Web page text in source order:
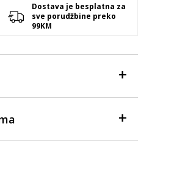
Dostava je besplatna za
sve porudžbine preko
99KM